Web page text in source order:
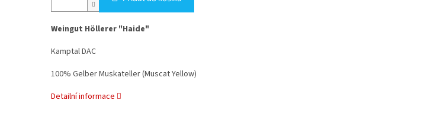
Weingut Höllerer "Haide"
Kamptal DAC
100% Gelber Muskateller (Muscat Yellow)
Detailní informace